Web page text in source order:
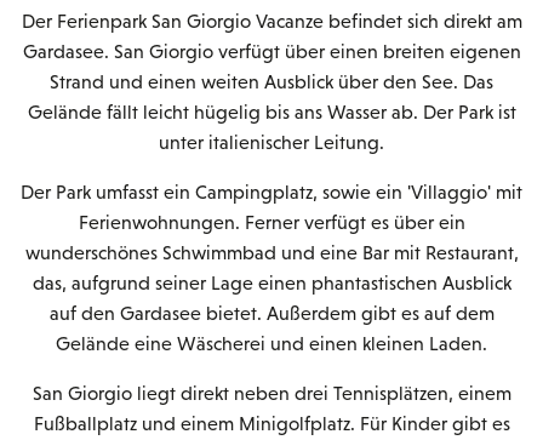
Der Ferienpark San Giorgio Vacanze befindet sich direkt am
Gardasee. San Giorgio verfügt über einen breiten eigenen
Strand und einen weiten Ausblick über den See. Das
Gelände fällt leicht hügelig bis ans Wasser ab. Der Park ist
unter italienischer Leitung.
Der Park umfasst ein Campingplatz, sowie ein 'Villaggio' mit
Ferienwohnungen. Ferner verfügt es über ein
wunderschönes Schwimmbad und eine Bar mit Restaurant,
das, aufgrund seiner Lage einen phantastischen Ausblick
auf den Gardasee bietet. Außerdem gibt es auf dem
Gelände eine Wäscherei und einen kleinen Laden.
San Giorgio liegt direkt neben drei Tennisplätzen, einem
Fußballplatz und einem Minigolfplatz. Für Kinder gibt es